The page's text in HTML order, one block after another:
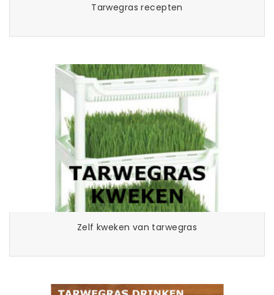
Tarwegras recepten
Zelf kweken van tarwegras